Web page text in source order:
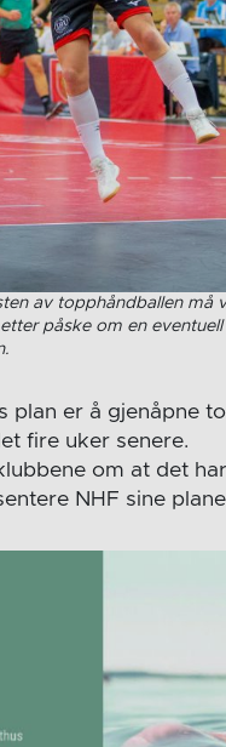
av topphåndballen må
påske om en
plan er å gjenåpne
fire uker senere.
om at det
NHF sine